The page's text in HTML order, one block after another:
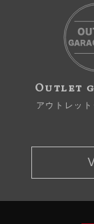
Outlet
アウトレット